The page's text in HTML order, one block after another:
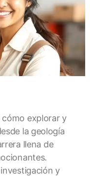
cómo explorar y
la geología
llena de
y